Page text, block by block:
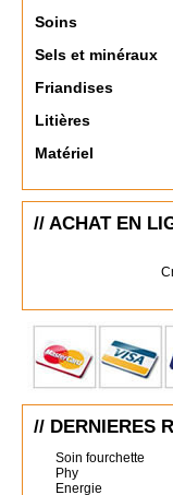
Soins
Sels et minéraux
Friandises
Litières
Matériel
// ACHAT EN
// DERNIERES
Soin fourchette
Phy
Energie